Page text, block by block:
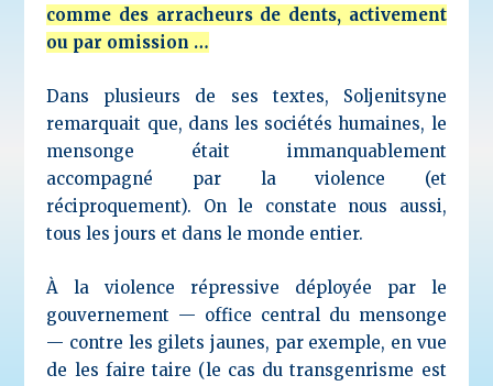
comme des arracheurs de dents, activement
ou par omission …
Dans plusieurs de ses textes, Soljenitsyne
remarquait que, dans les sociétés humaines, le
mensonge était immanquablement
accompagné par la violence (et
réciproquement). On le constate nous aussi,
tous les jours et dans le monde entier.
À la violence répressive déployée par le
gouvernement — office central du mensonge
— contre les gilets jaunes, par exemple, en vue
de les faire taire (le cas du transgenrisme est